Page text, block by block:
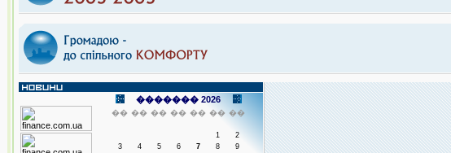
������� 2026
�� �� �� �� �� �� ��
1
2
3
4 5 6 7 8
9